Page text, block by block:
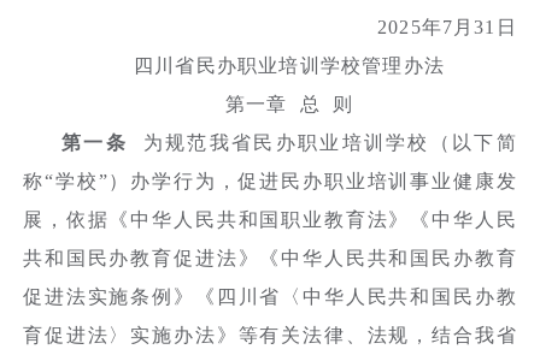
2025年7月31日
四川省民办职业培训学校管理办法
第一章 总 则
第一条 为规范我省民办职业培训学校（以下简
称“学校”）办学行为，促进民办职业培训事业健康发
展，依据《中华人民共和国职业教育法》《中华人民
共和国民办教育促进法》《中华人民共和国民办教育
促进法实施条例》《四川省〈中华人民共和国民办教
育促进法〉实施办法》等有关法律、法规，结合我省